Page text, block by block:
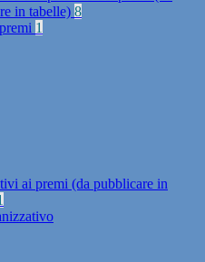
in tabelle) 8
1
ai premi (da pubblicare in